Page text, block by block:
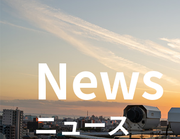
News
ニュース